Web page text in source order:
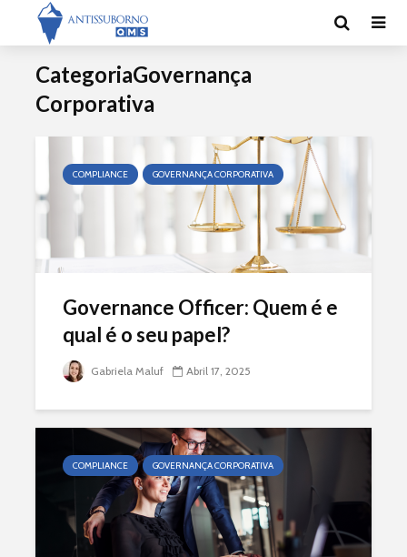
CategoriaGovernança
Corporativa
COMPLIANCE GOVERNANÇA CORPORATIVA
Governance Officer: Quem é e
qual é o seu papel?
Gabriela Maluf Abril 17, 2025
COMPLIANCE GOVERNANÇA CORPORATIVA